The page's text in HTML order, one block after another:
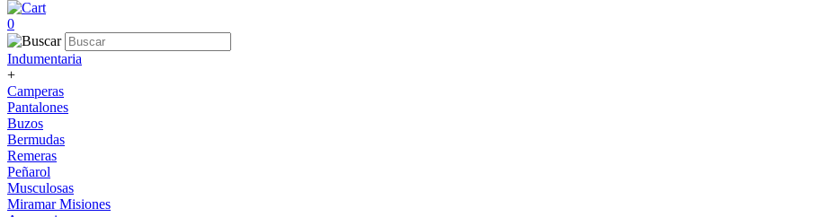
0
Indumentaria
+
Camperas
Pantalones
Buzos
Bermudas
Remeras
Peñarol
Musculosas
Miramar Misiones